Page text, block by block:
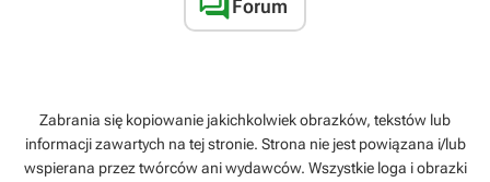
Forum
Zabrania się kopiowanie jakichkolwiek obrazków, tekstów lub
informacji zawartych na tej stronie. Strona nie jest powiązana i/lub
wspierana przez twórców ani wydawców. Wszystkie loga i obrazki